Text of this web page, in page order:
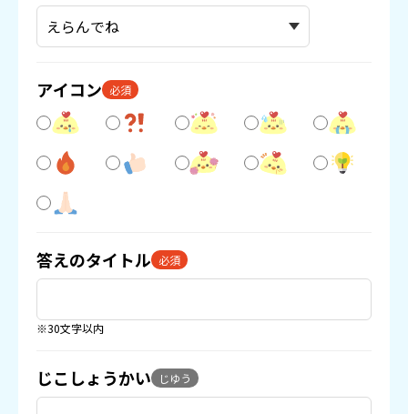
アイコン 必須
答えのタイトル 必須
※30文字以内
じこしょうかい じゆう